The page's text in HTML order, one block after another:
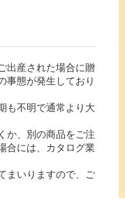
出産された場合に贈
事態が発生しており
も不明で通常より大
か、別の商品をご注
合には、カタログ業
まいりますので、ご